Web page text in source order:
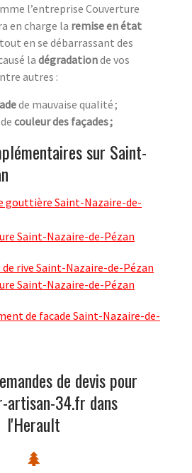
l’entreprise Couverture
en charge la remise en état
en se débarrassant des
la dégradationde vos
autres :
de mauvaise qualité ;
couleur des façades ;
sur Saint-
gouttière Saint-Nazaire-de-
Saint-Nazaire-de-Pézan
rive Saint-Nazaire-de-Pézan
Saint-Nazaire-de-Pézan
de facade Saint-Nazaire-de-
de devis pour
artisan-34.fr dans
l'Herault